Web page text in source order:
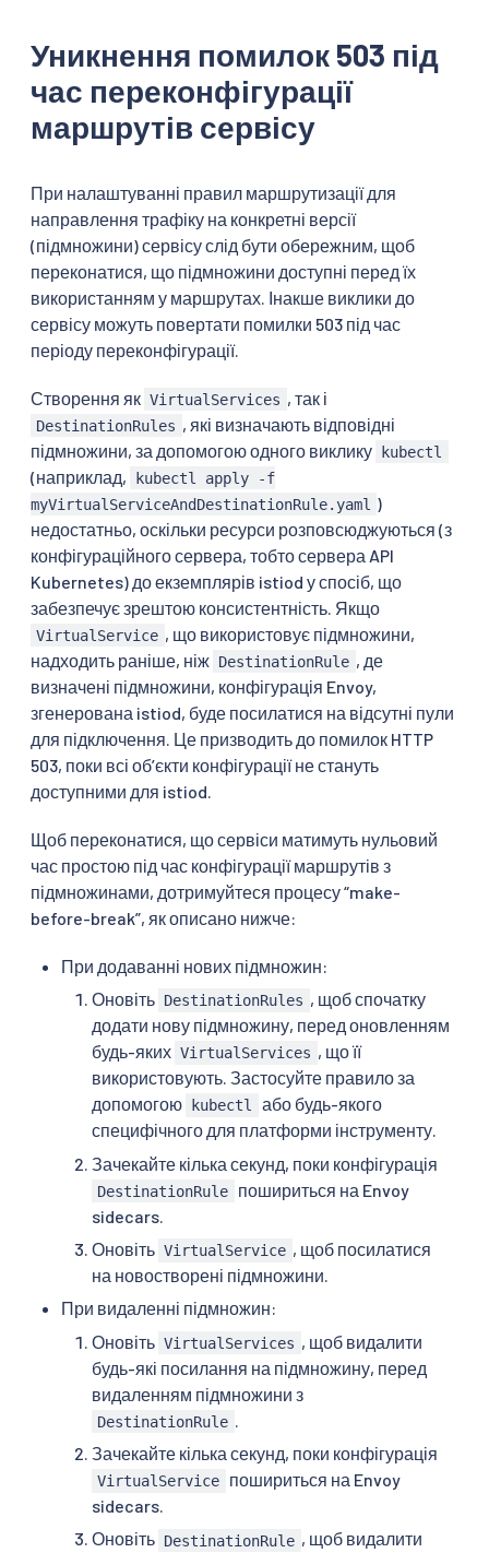
Уникнення помилок 503 під
час переконфігурації
маршрутів сервісу
При налаштуванні правил маршрутизації для
направлення трафіку на конкретні версії
(підмножини) сервісу слід бути обережним, щоб
переконатися, що підмножини доступні перед їх
використанням у маршрутах. Інакше виклики до
сервісу можуть повертати помилки 503 під час
періоду переконфігурації.
Створення як VirtualServices , так і
DestinationRules , які визначають відповідні
підмножини, за допомогою одного виклику
kubectl
(наприклад,
kubectl apply -f
myVirtualServiceAndDestinationRule.yaml )
недостатньо, оскільки ресурси розповсюджуються (з
конфігураційного сервера, тобто сервера API
Kubernetes) до екземплярів istiod у спосіб, що
забезпечує зрештою консистентність. Якщо
VirtualService , що використовує підмножини,
надходить раніше, ніж DestinationRule , де
визначені підмножини, конфігурація Envoy,
згенерована istiod, буде посилатися на відсутні пули
для підключення. Це призводить до помилок HTTP
503, поки всі обʼєкти конфігурації не стануть
доступними для istiod.
Щоб переконатися, що сервіси матимуть нульовий
час простою під час конфігурації маршрутів з
підмножинами, дотримуйтеся процесу “make-
before-break”, як описано нижче:
При додаванні нових підмножин:
Оновіть DestinationRules , щоб спочатку
додати нову підмножину, перед оновленням
будь-яких VirtualServices , що її
використовують. Застосуйте правило за
допомогою
kubectl
або будь-якого
специфічного для платформи інструменту.
Зачекайте кілька секунд, поки конфігурація
DestinationRule
пошириться на Envoy
sidecars.
Оновіть VirtualService , щоб посилатися
на новостворені підмножини.
При видаленні підмножин:
Оновіть VirtualServices , щоб видалити
будь-які посилання на підмножину, перед
видаленням підмножини з
DestinationRule
Зачекайте кілька секунд, поки конфігурація
VirtualService
пошириться на Envoy
sidecars.
Оновіть DestinationRule , щоб видалити